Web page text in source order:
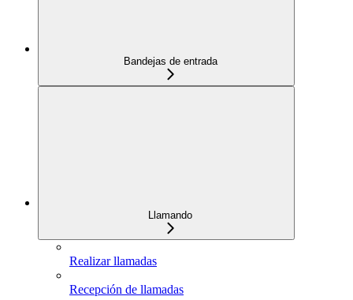
Bandejas de entrada
Llamando
Realizar llamadas
Recepción de llamadas